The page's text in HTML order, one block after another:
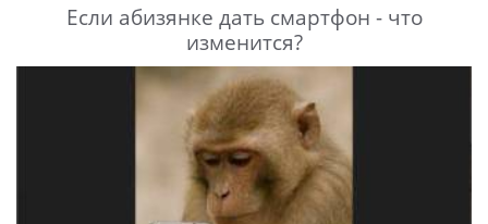
Если абизянке дать смартфон - что
изменится?